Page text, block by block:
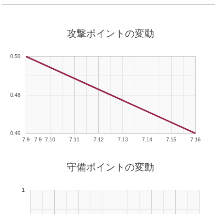
攻撃ポイントの変動
7.9 7.10 7.11 7.12 7.13 7.14 7.15 7.16
7.9
0.46
0.48
0.50
守備ポイントの変動
1